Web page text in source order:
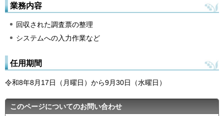
業務内容
回収された調査票の整理
システムへの入力作業など
任用期間
令和8年8月17日（月曜日）から9月30日（水曜日）
このページについてのお問い合わせ